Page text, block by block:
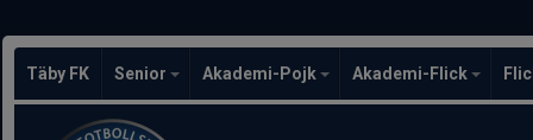
Täby FK Senior Akademi-Pojk Akademi-Flick